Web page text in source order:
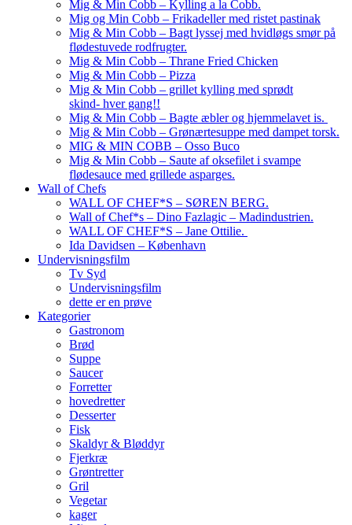
Mig & Min Cobb – Kylling a la Cobb.
Mig og Min Cobb – Frikadeller med ristet pastinak
Mig & Min Cobb – Bagt lyssej med hvidløgs smør på
flødestuvede rodfrugter.
Mig & Min Cobb – Thrane Fried Chicken
Mig & Min Cobb – Pizza
Mig & Min Cobb – grillet kylling med sprødt
skind- hver gang!!
Mig & Min Cobb – Bagte æbler og hjemmelavet is.
Mig & Min Cobb – Grønærtesuppe med dampet torsk.
MIG & MIN COBB – Osso Buco
Mig & Min Cobb – Saute af oksefilet i svampe
flødesauce med grillede asparges.
Wall of Chefs
WALL OF CHEF*S – SØREN BERG.
Wall of Chef*s – Dino Fazlagic – Madindustrien.
WALL OF CHEF*S – Jane Ottilie.
Ida Davidsen – København
Undervisningsfilm
Tv Syd
Undervisningsfilm
dette er en prøve
Kategorier
Gastronom
Brød
Suppe
Saucer
Forretter
hovedretter
Desserter
Fisk
Skaldyr & Bløddyr
Fjerkræ
Grøntretter
Gril
Vegetar
kager